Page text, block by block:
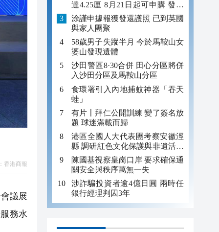
香港商報
議展
務水
達4.25厘 8月21日起可申購 發行
金額最多550億
涂謹申據報獲發還護照 已到英國
與家人團聚
58歲男子失蹤半月 今於馬鞍山女
婆山發現遺體
沙田警區8·30合併 田心分區將併
入沙田分區及馬鞍山分區
食環署引入內地捕蚊神器「吞天
蛙」
有片〡拜仁公開訓練 變了簽名放
題 球迷滿載而歸
港區全國人大代表團考察安徽涇
縣 調研紅色文化保護與非遺活態
傳承
陳國基視察皇崗口岸 要求確保通
關安全與秩序萬無一失
涉詐騙投資者逾4億日圓 兩時任
銀行經理判囚3年